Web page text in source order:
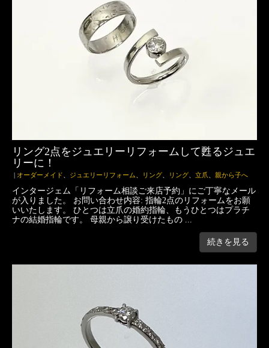
リング2点をジュエリーリフォームして甦るジュエ
リーに！
| オーダーメイド ジュエリーリフォーム リング リング 立爪 親から子へ
インタージェム「リフォーム相談ご来店予約」にご丁寧なメール
が入りました。 お問い合わせ内容: 指輪2点のリフォームをお願
いいたします。 ひとつは立爪の婚約指輪、もうひとつはプラチ
ナの結婚指輪です。 母親から譲り受けたもの ...
続きを見る